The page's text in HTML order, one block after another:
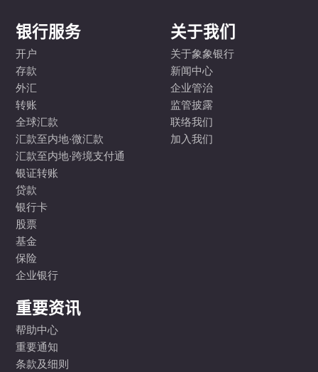
银行服务
开户
存款
外汇
转账
全球汇款
汇款至内地·微汇款
汇款至内地·跨境支付通
银证转账
贷款
银行卡
股票
基金
保险
企业银行
关于我们
关于象象银行
新闻中心
企业管治
监管披露
联络我们
加入我们
重要资讯
帮助中心
重要通知
条款及细则